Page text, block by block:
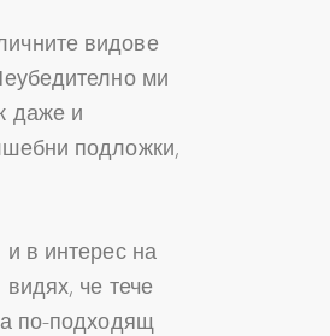
видове
ми
даже и
подложки,
в интерес на
че тече
по-подходящ